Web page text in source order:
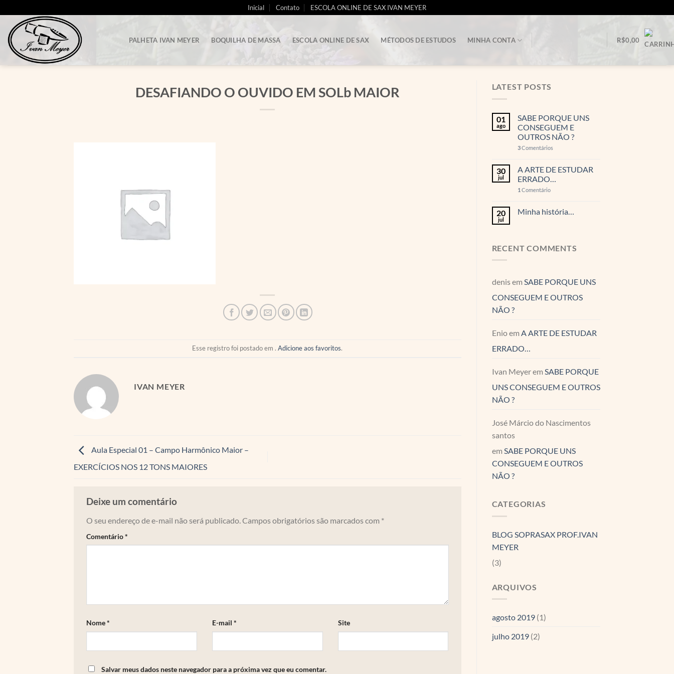
to
content
Inicial Contato ESCOLA ONLINE DE SAX IVAN MEYER
PALHETA IVAN MEYER BOQUILHA DE MASSA ESCOLA ONLINE DE SAX MÉTODOS DE ESTUDOS MINHA CONTA R$0,00
DESAFIANDO O OUVIDO EM SOLb MAIOR
Esse registro foi postado em .Adicione aos favoritos.
IVAN MEYER
Aula Especial 01 – Campo Harmônico Maior –
EXERCÍCIOS NOS 12 TONS MAIORES
Deixe um comentário
O seu endereço de e-mail não será publicado. Campos obrigatórios são marcados com *
Comentário*
Nome* E-mail * Site
Salvar meus dados neste navegador para a próxima vez que eu comentar.
LATEST POSTS
01
ago
SABE PORQUE UNS
CONSEGUEM E
OUTROS NÃO ?
3Comentários
30
jul
A ARTE DE ESTUDAR
ERRADO…
1 Comentário
20
jul
Minha história…
RECENT COMMENTS
denisem SABE PORQUE UNS
CONSEGUEM E OUTROS
NÃO ?
Enioem A ARTE DE ESTUDAR
ERRADO…
Ivan Meyerem SABE PORQUE
UNS CONSEGUEM E OUTROS
NÃO ?
José Márcio do Nascimentos
santos
em SABE PORQUE UNS
CONSEGUEM E OUTROS
NÃO ?
CATEGORIAS
BLOG SOPRASAX PROF.IVAN
MEYER
(3)
ARQUIVOS
agosto 2019(1)
julho 2019(2)